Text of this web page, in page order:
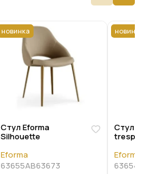
новинка
Стул Eforma
Silhouette
Eforma
63655AB63673
новинка
Стул
Eforma